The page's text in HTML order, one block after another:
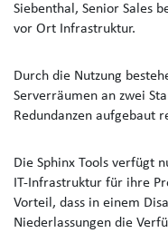
Siebenthal, Senior Sales
vor Ort Infrastruktur.
Durch die Nutzung
Serverräumen an zwei
Redundanzen aufgebaut
Die Sphinx Tools verfügt
IT-Infrastruktur für ihre
Vorteil, dass in einem
Niederlassungen die